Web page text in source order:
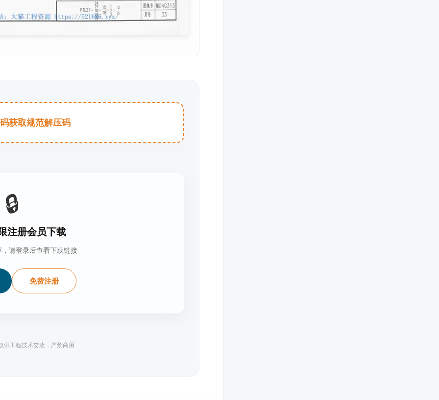
获取规范解压码
🔒
注册会员下载
请登录后查看下载链接
免费注册
供工程技术交流，严禁商用